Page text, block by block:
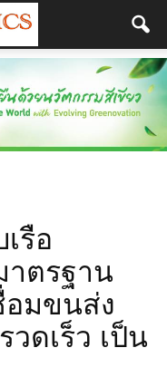
รือ
ตรฐาน
มขนส่ง
ดเร็ว เป็น